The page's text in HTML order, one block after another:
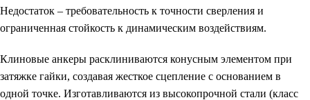
Недостаток – требовательность к точности сверления и
ограниченная стойкость к динамическим воздействиям.
Клиновые анкеры расклиниваются конусным элементом при
затяжке гайки, создавая жесткое сцепление с основанием в
одной точке. Изготавливаются из высокопрочной стали (класс